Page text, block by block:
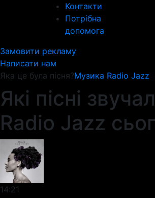
Контакти
Потрібна
допомога
Замовити рекламу
Написати нам
Яка це була пісня?Музика Radio Jazz
Які пісні
Radio Jazz
14:21